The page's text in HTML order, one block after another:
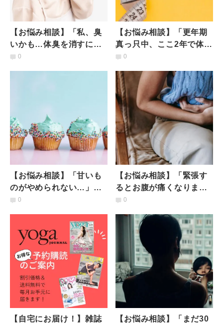
【お悩み相談】「私、臭
いかも…体臭を消すには
どうすれば？」#毒出し保
0
【お悩み相談】「更年期
真っ只中、ここ2年で体重
が7キロ増えた…どうすれ
0
【お悩み相談】「甘いも
のがやめられない…」＃
毒出し保健室
0
【お悩み相談】「緊張す
るとお腹が痛くなりま
す…」 #毒出し保健室
0
【自宅にお届け！】雑誌 【お悩み相談】「まだ30